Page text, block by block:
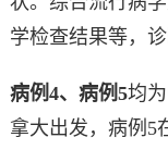
学检查结果等，
病例4、病例5均
拿大出发，病例5